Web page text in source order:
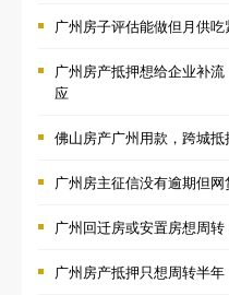
广州房子评估能做但月供
广州房产抵押想给企业补
应
佛山房产广州用款，跨城
广州房主征信没有逾期但
广州回迁房或安置房想周
广州房产抵押只想周转半